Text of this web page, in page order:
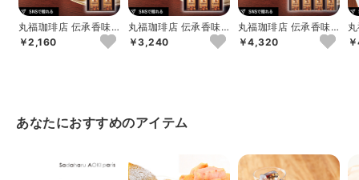
丸福珈琲店 伝承香味
ブレンド詰合せ 4箱入
￥2,160
丸福珈琲店 伝承香味
ブレンド詰合せ 6箱入
￥3,240
丸福珈琲店 伝承香味
ブレンド詰合せ 8箱入
￥4,320
あなたにおすすめのアイテム